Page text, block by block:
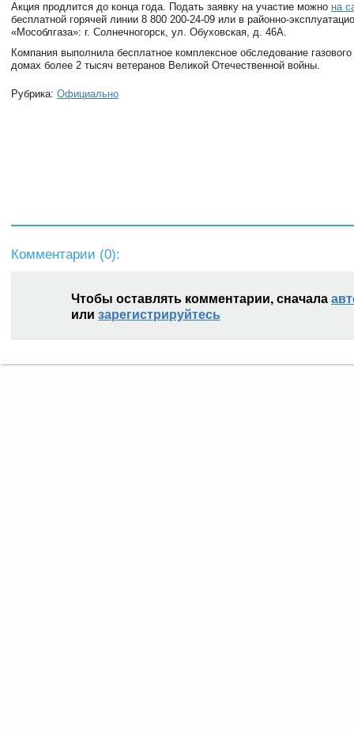
Акция продлится до конца года. Подать заявку на участие можно на
бесплатной горячей линии 8 800 200-24-09 или в районно-
«Мособлгаза»: г. Солнечногорск, ул. Обуховская, д. 46А.
Компания выполнила бесплатное комплексное обследование
домах более 2 тысяч ветеранов Великой Отечественной войны.
Рубрика: Официально
Комментарии (0):
Чтобы оставлять комментарии, сначала
или зарегистрируйтесь